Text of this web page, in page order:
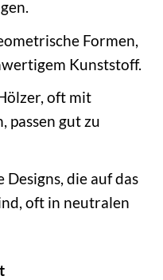
Formen,
Kunststoff.
oft mit
passen gut zu
Designs, die auf das
oft in neutralen